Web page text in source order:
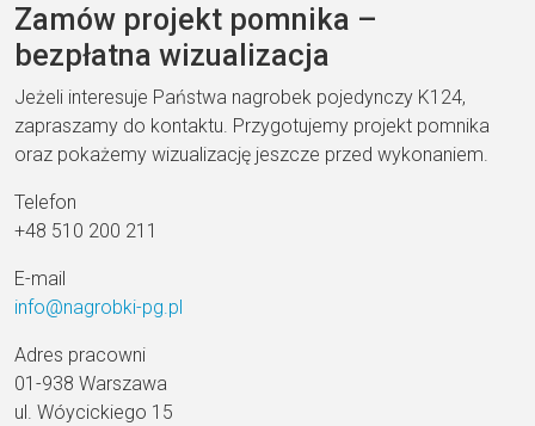
Zamów projekt pomnika –
bezpłatna wizualizacja
Jeżeli interesuje Państwa nagrobek pojedynczy K124,
zapraszamy do kontaktu. Przygotujemy projekt pomnika
oraz pokażemy wizualizację jeszcze przed wykonaniem.
Telefon
+48 510 200 211
E-mail
info@nagrobki-pg.pl
Adres pracowni
01-938 Warszawa
ul. Wóycickiego 15